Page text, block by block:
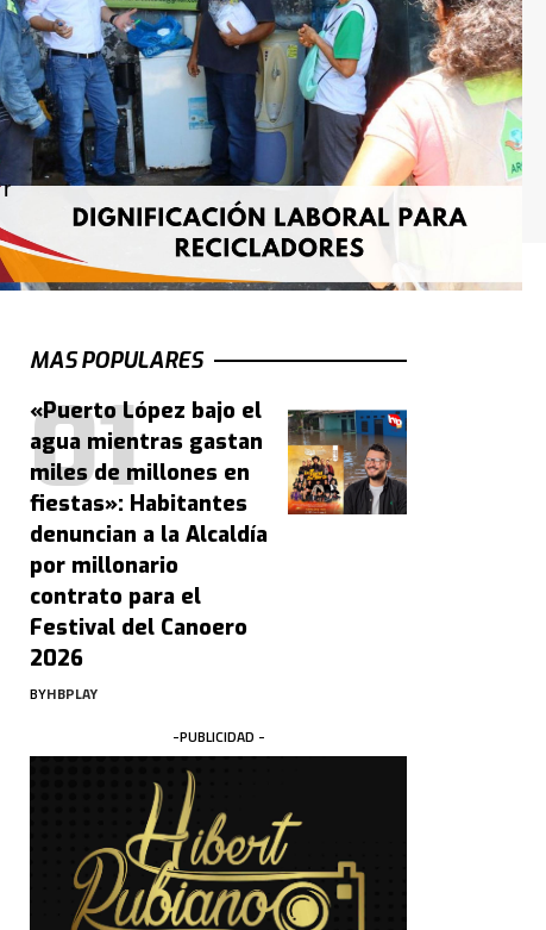
MAS POPULARES
«Puerto López bajo el
agua mientras gastan
miles de millones en
fiestas»: Habitantes
denuncian a la Alcaldía
por millonario
contrato para el
Festival del Canoero
2026
BYHBPLAY
-PUBLICIDAD -